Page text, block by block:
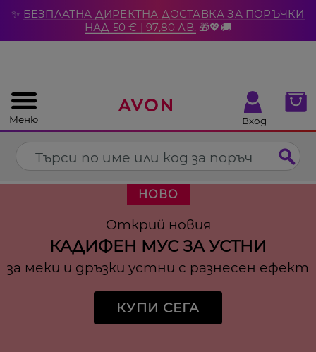
✨ БЕЗПЛАТНА ДИРЕКТНА ДОСТАВКА ЗА ПОРЪЧКИ
НАД 50 € | 97,80 ЛВ. 🎁💖🚚
Меню Вход
НОВО
Открий новия
КАДИФЕН МУС ЗА УСТНИ
за меки и дръзки устни с разнесен ефект
КУПИ СЕГА
Затвори